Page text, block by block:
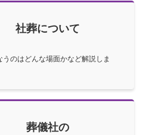
社葬について
のはどんな場面かなど解説しま
葬儀社の